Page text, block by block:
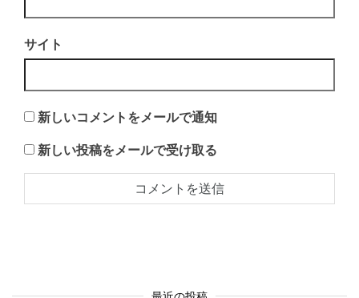
サイト
新しいコメントをメールで通知
新しい投稿をメールで受け取る